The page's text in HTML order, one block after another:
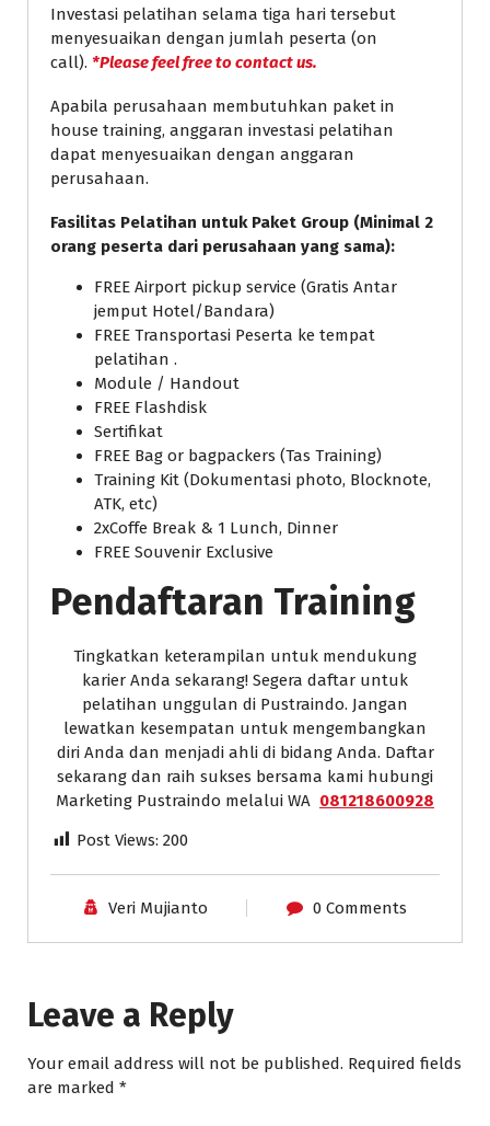
Investasi pelatihan selama tiga hari tersebut
menyesuaikan dengan jumlah peserta (on
call). *Please feel free to contact us.
Apabila perusahaan membutuhkan paket in
house training, anggaran investasi pelatihan
dapat menyesuaikan dengan anggaran
perusahaan.
Fasilitas Pelatihan untuk Paket Group (Minimal 2
orang peserta dari perusahaan yang sama):
FREE Airport pickup service (Gratis Antar
jemput Hotel/Bandara)
FREE Transportasi Peserta ke tempat
pelatihan .
Module / Handout
FREE Flashdisk
Sertifikat
FREE Bag or bagpackers (Tas Training)
Training Kit (Dokumentasi photo, Blocknote,
ATK, etc)
2xCoffe Break & 1 Lunch, Dinner
FREE Souvenir Exclusive
Pendaftaran Training
Tingkatkan keterampilan untuk mendukung
karier Anda sekarang! Segera daftar untuk
pelatihan unggulan di Pustraindo. Jangan
lewatkan kesempatan untuk mengembangkan
diri Anda dan menjadi ahli di bidang Anda. Daftar
sekarang dan raih sukses bersama kami hubungi
Marketing Pustraindo melalui WA 081218600928
Post Views: 200
Veri Mujianto 0 Comments
Leave a Reply
Your email address will not be published. Required fields
are marked *